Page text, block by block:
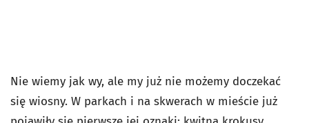
Nie wiemy jak wy, ale my już nie możemy doczekać
się wiosny. W parkach i na skwerach w mieście już